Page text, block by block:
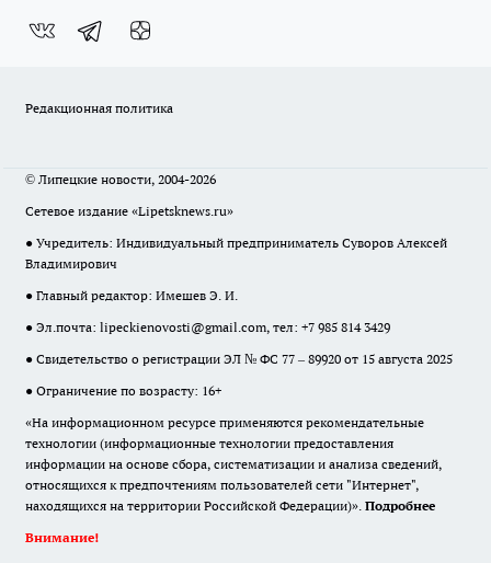
Редакционная политика
© Липецкие новости, 2004-2026
Сетевое издание «Lipetsknews.ru»
● Учредитель: Индивидуальный предприниматель Суворов Алексей
Владимирович
● Главный редактор: Имешев Э. И.
● Эл.почта: lipeckienovosti@gmail.com, тел: +7 985 814 3429
● Свидетельство о регистрации ЭЛ № ФС 77 – 89920 от 15 августа 2025
● Ограничение по возрасту: 16+
«На информационном ресурсе применяются рекомендательные
технологии (информационные технологии предоставления
информации на основе сбора, систематизации и анализа сведений,
относящихся к предпочтениям пользователей сети "Интернет",
находящихся на территории Российской Федерации)». Подробнее
Внимание!